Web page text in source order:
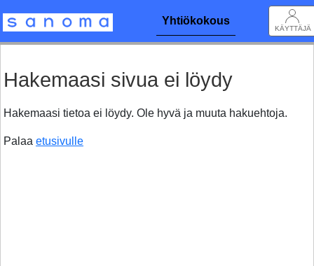
KÄYTTÄJÄ
Yhtiökokous
Hakemaasi sivua ei löydy
Hakemaasi tietoa ei löydy. Ole hyvä ja muuta hakuehtoja.
Palaa etusivulle